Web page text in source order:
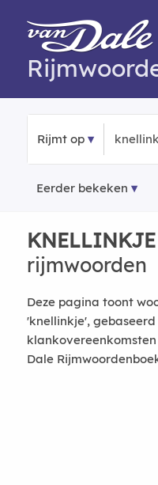
Rijmt op
Eerder bekeken
KNELLINKJE
rijmwoorden
Deze pagina toont
'knellinkje',
Dale